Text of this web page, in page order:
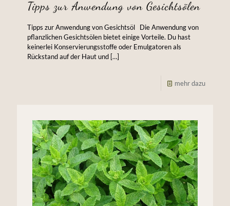
Tipps zur Anwendung von Gesichtsölen
Tipps zur Anwendung von Gesichtsöl Die Anwendung von
pflanzlichen Gesichtsölen bietet einige Vorteile. Du hast
keinerlei Konservierungsstoffe oder Emulgatoren als
Rückstand auf der Haut und […]
mehr dazu